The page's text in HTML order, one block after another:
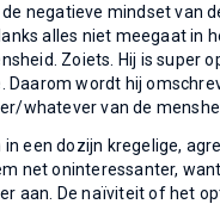
negatieve mindset van
alles niet meegaat in
Zoiets. Hij is super
Daarom wordt hij
whatever van de
een dozijn kregelige,
net oninteressanter,
aan. De naïviteit of het